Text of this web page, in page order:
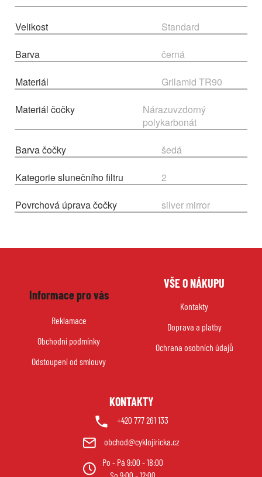
Velikost Standard
Barva černá
Materiál Grilamid TR90
Materiál čočky
Nárazuvzdorný
polykarbonát
Barva čočky šedá
Kategorie slunečního filtru 2
Povrchová úprava čočky silver mirror
Informace pro vás
Reklamace
Obchodní podmínky
Odstoupení od smlouvy
VŠE O NÁKUPU
Kontakty
Doprava a platby
Ochrana osobních údajů
KONTAKTY
+420 777 261 133
obchod@cyklojiricka.cz
Po - Pá 9:00 - 18:00